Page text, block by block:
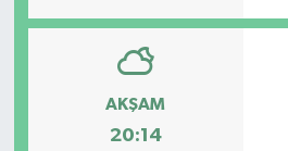
AKŞAM
20:14